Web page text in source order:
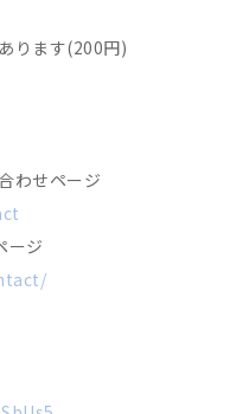
ります(200円)
わせページ
ージ